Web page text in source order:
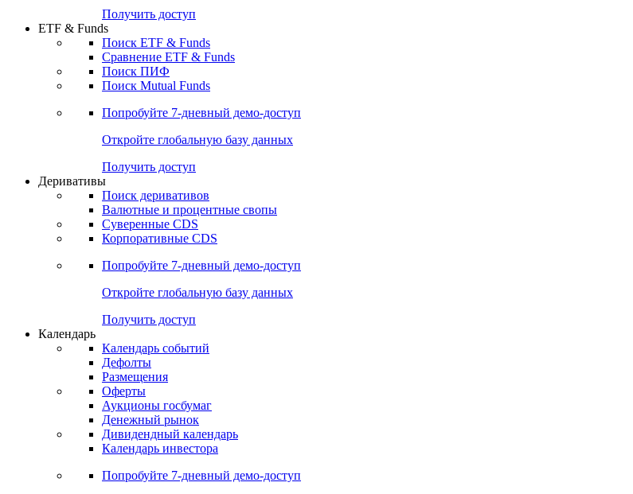
Получить доступ
ETF & Funds
Поиск ETF & Funds
Сравнение ETF & Funds
Поиск ПИФ
Поиск Mutual Funds
Попробуйте 7-дневный демо-доступ
Откройте глобальную базу данных
Получить доступ
Деривативы
Поиск деривативов
Валютные и процентные свопы
Суверенные CDS
Корпоративные CDS
Попробуйте 7-дневный демо-доступ
Откройте глобальную базу данных
Получить доступ
Календарь
Календарь событий
Дефолты
Размещения
Оферты
Аукционы госбумаг
Денежный рынок
Дивидендный календарь
Календарь инвестора
Попробуйте 7-дневный демо-доступ